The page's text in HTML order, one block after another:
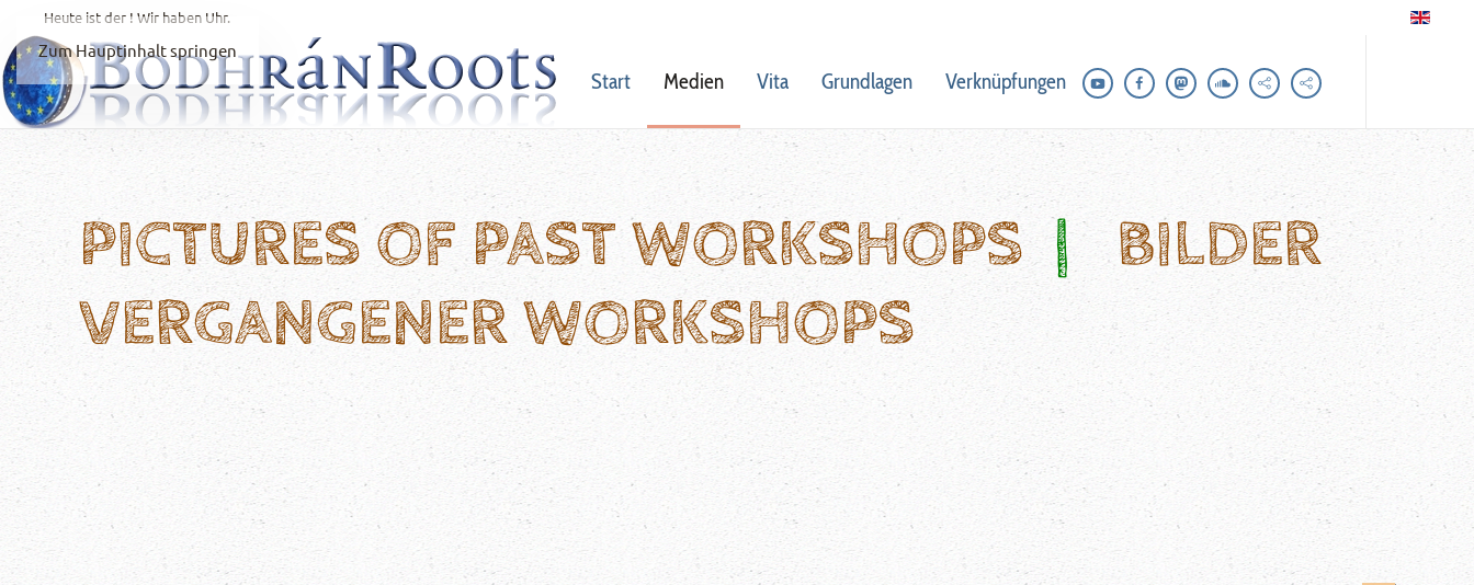
Zum Hauptinhalt springen
Heute ist der ! Wir haben Uhr.
Start Medien Vita Grundlagen Verknüpfungen
PICTURES OF PAST WORKSHOPS|BILDER
VERGANGENER WORKSHOPS